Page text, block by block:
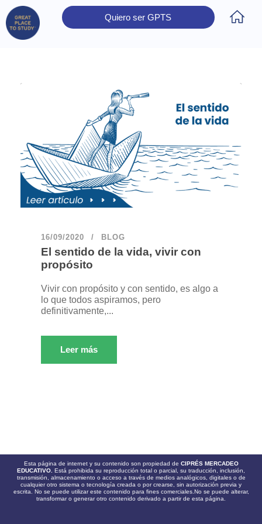
Quiero ser GPTS
16/09/2020 BLOG
El sentido de la vida, vivir con
propósito
Vivir con propósito y con sentido, es algo a
lo que todos aspiramos, pero
definitivamente,...
Leer más
Esta página de internet y su contenido son propiedad de CIPRÉS MERCADEO
EDUCATIVO. Está prohibida su reproducción total o parcial, su traducción, inclusión,
transmisión, almacenamiento o acceso a través de medios analógicos, digitales o de
cualquier otro sistema o tecnología creada o por crearse, sin autorización previa y
escrita. No se puede utilizar este contenido para fines comerciales.No se puede alterar,
transformar o generar otro contenido derivado a partir de esta página.